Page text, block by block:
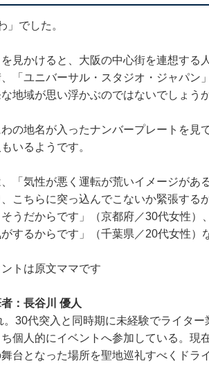
」でした。
見かけると、大阪の中心街を連想する
「ユニバーサル・スタジオ・ジャパン
地域が思い浮かぶのではないでしょうか
の地名が入ったナンバープレートを
いるようです。
「気性が悪く運転が荒いイメージがあ
、こちらに突っ込んでこないか緊張す
うだからです」（京都府／30代女性
するからです」（千葉県／20代女性）
トは原文ママです
：長谷川 優人
。30代突入と同時期に未経験でライタ
個人的にイベントへ参加している。現
台となった場所を聖地巡礼すべくドラ